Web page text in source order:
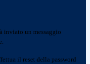
inviato un messaggio
il reset della password